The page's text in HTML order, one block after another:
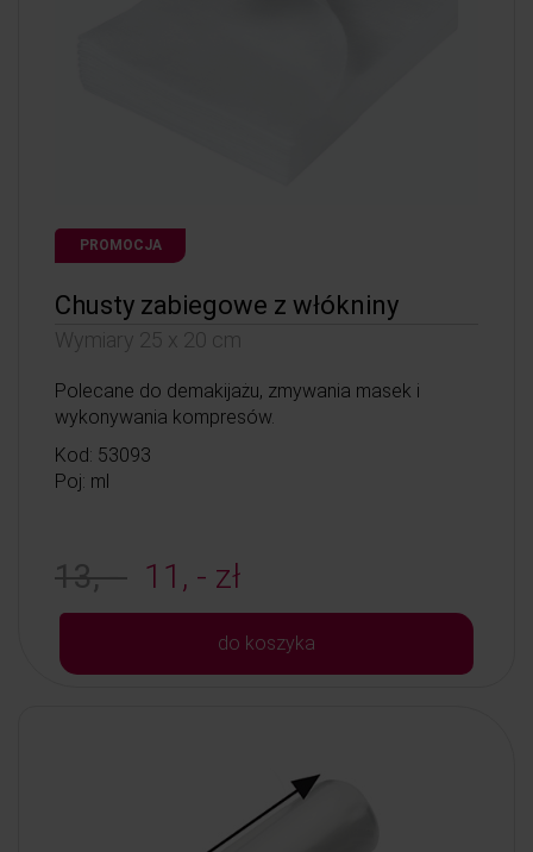
PROMOCJA
Chusty zabiegowe z włókniny
Wymiary 25 x 20 cm
Polecane do demakijażu, zmywania masek i
wykonywania kompresów.
Kod: 53093
Poj: ml
13, - 11, - zł
do koszyka